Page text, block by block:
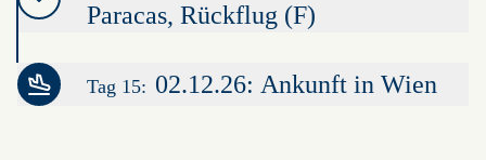
Paracas, Rückflug (F)
Tag 15: 02.12.26: Ankunft in Wien